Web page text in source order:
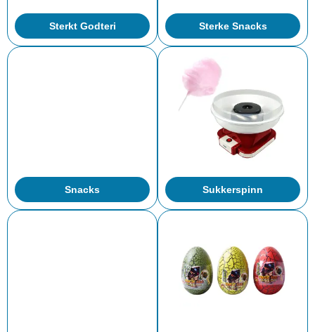
Sterkt Godteri Sterke Snacks
Snacks Sukkerspinn